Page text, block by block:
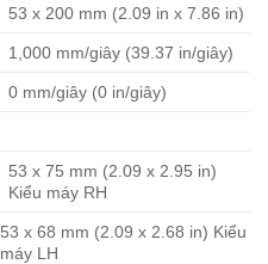
53 x 200 mm (2.09 in x 7.86 in)
1,000 mm/giây (39.37 in/giây)
0 mm/giây (0 in/giây)
53 x 75 mm (2.09 x 2.95 in)
Kiểu máy RH
53 x 68 mm (2.09 x 2.68 in) Kiểu
máy LH